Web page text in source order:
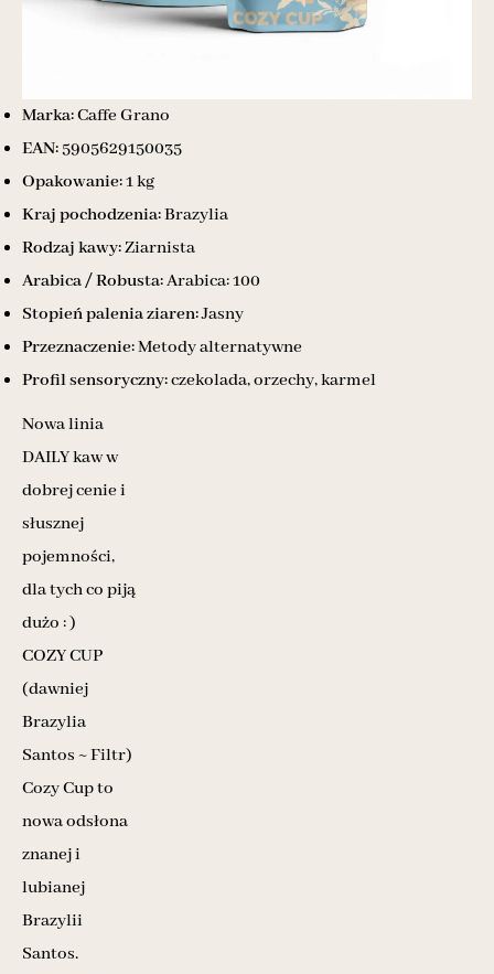
Marka:Caffe Grano
EAN:5905629150035
Opakowanie:1 kg
Kraj pochodzenia:Brazylia
Rodzaj kawy:Ziarnista
Arabica / Robusta:Arabica: 100
Stopień palenia ziaren:Jasny
Przeznaczenie:Metody alternatywne
Profil sensoryczny:czekolada, orzechy, karmel
Nowa linia
DAILY kaw w
dobrej cenie i
słusznej
pojemności,
dla tych co piją
dużo : )
COZY CUP
(dawniej
Brazylia
Santos ~ Filtr)
Cozy Cup to
nowa odsłona
znanej i
lubianej
Brazylii
Santos.